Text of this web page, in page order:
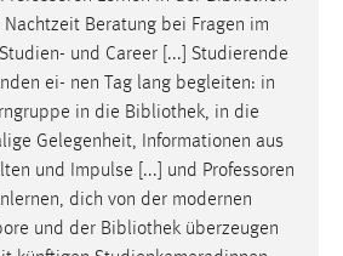
Beratung bei Fragen im
und Career [...] Studierende
ei- nen Tag lang begleiten: in
in die Bibliothek, in die
Gelegenheit, Informationen aus
und Impulse [...] und Professoren
dich von der modernen
und der Bibliothek überzeugen